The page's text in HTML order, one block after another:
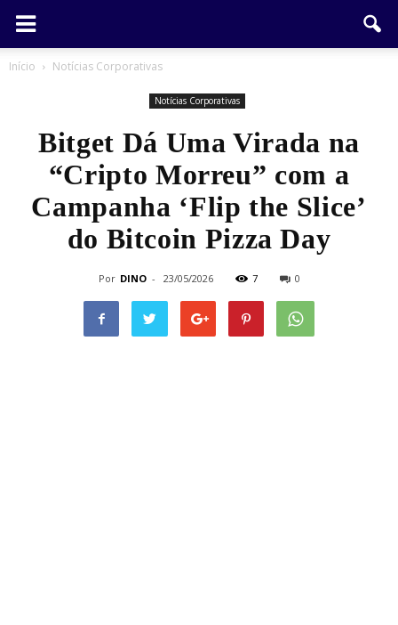
Início Notícias Corporativas
Notícias Corporativas
Bitget Dá Uma Virada na
“Cripto Morreu” com a
Campanha ‘Flip the Slice’
do Bitcoin Pizza Day
Por DINO - 23/05/2026 7 0